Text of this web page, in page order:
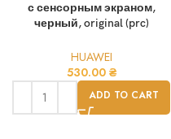
с сенсорным экраном,
черный, original (prc)
HUAWEI
530.00 ₴
ADD TO CART